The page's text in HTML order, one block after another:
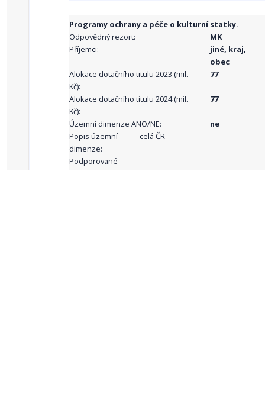
Programy ochrany a péče o kulturní statky.
Odpovědný rezort:
MK
Příjemci:
jiné, kraj,
obec
Alokace dotačního titulu 2023 (mil.
Kč):
77
Alokace dotačního titulu 2024 (mil.
Kč):
77
Územní dimenze ANO/NE:
ne
Popis územní
dimenze:
celá ČR
Podporované